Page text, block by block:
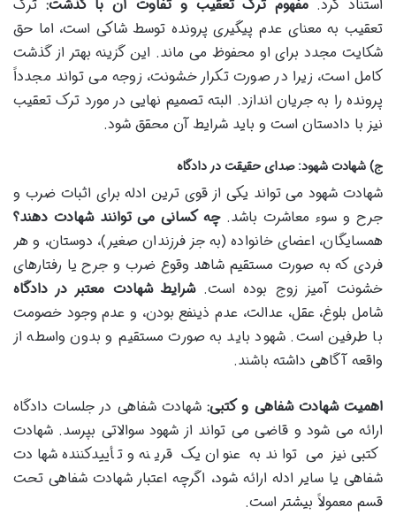
استناد کرد.مفهوم ترک تعقیب و تفاوت آن با گذشت: ترک
تعقیب به معنای عدم پیگیری پرونده توسط شاکی است، اما حق
شکایت مجدد برای او محفوظ می ماند. این گزینه بهتر از گذشت
کامل است، زیرا در صورت تکرار خشونت، زوجه می تواند مجدداً
پرونده را به جریان اندازد. البته تصمیم نهایی در مورد ترک تعقیب
نیز با دادستان است و باید شرایط آن محقق شود.
ج) شهادت شهود: صدای حقیقت در دادگاه
شهادت شهود می تواند یکی از قوی ترین ادله برای اثبات ضرب و
جرح و سوء معاشرت باشد.چه کسانی می توانند شهادت دهند؟
همسایگان، اعضای خانواده (به جز فرزندان صغیر)، دوستان، و هر
فردی که به صورت مستقیم شاهد وقوع ضرب و جرح یا رفتارهای
خشونت آمیز زوج بوده است.شرایط شهادت معتبر در دادگاه
شامل بلوغ، عقل، عدالت، عدم ذینفع بودن، و عدم وجود خصومت
با طرفین است. شهود باید به صورت مستقیم و بدون واسطه از
واقعه آگاهی داشته باشند.
اهمیت شهادت شفاهی و کتبی:شهادت شفاهی در جلسات دادگاه
ارائه می شود و قاضی می تواند از شهود سوالاتی بپرسد. شهادت
کتبی نیز می تواند به عنوان یک قرینه و تأییدکننده شهادت
شفاهی یا سایر ادله ارائه شود، اگرچه اعتبار شهادت شفاهی تحت
قسم معمولاً بیشتر است.